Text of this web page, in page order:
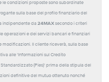
le condizioni proposte sono subordinate
sulla base del profilo finanziario del
indipendente da 24MAX secondo i criteri
operazioni e dei servizi bancari e finanziari
Il cliente riceverà, sulla base
alle 'Informazioni sul Credito
(Pies)' prima della stipula del
definitive del mutuo ottenuto nonché